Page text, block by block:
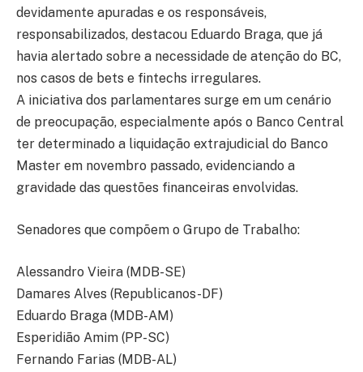
devidamente apuradas e os responsáveis,
responsabilizados, destacou Eduardo Braga, que já
havia alertado sobre a necessidade de atenção do BC,
nos casos de bets e fintechs irregulares.
A iniciativa dos parlamentares surge em um cenário
de preocupação, especialmente após o Banco Central
ter determinado a liquidação extrajudicial do Banco
Master em novembro passado, evidenciando a
gravidade das questões financeiras envolvidas.
Senadores que compõem o Grupo de Trabalho:
Alessandro Vieira (MDB-SE)
Damares Alves (Republicanos-DF)
Eduardo Braga (MDB-AM)
Esperidião Amim (PP-SC)
Fernando Farias (MDB-AL)